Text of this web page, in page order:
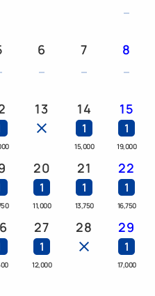
10分。
は電車で約10分など、
と枕
めの良い朝をお届けし
6 7 8
13 14
1
15,000
15
1
19,000
20
1
11,000
21
1
13,750
22
1
16,750
27
1
12,000
28 29
1
17,000